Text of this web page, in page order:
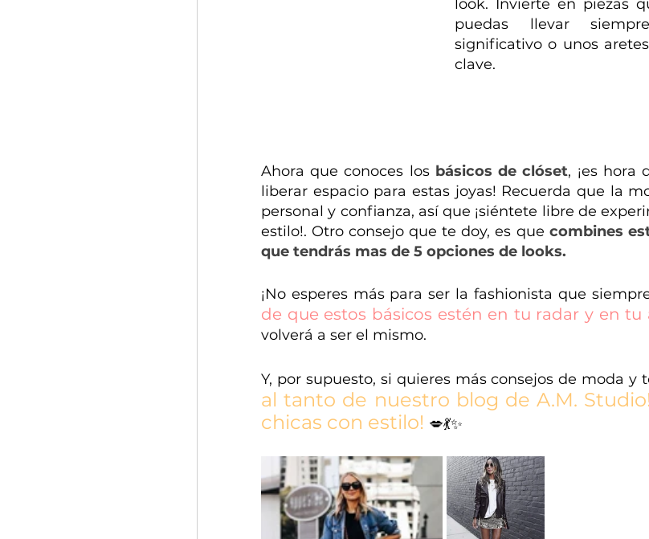
look. Invierte en piezas
puedas llevar
significativo o unos
clave.
Ahora que conoces los básicos de clóset, ¡es hora
liberar espacio para estas joyas! Recuerda que la
personal y confianza, así que ¡siéntete libre de
estilo!. Otro consejo que te doy, es que combines
que tendrás mas de 5 opciones de looks.
¡No esperes más para ser la fashionista que
de que estos básicos estén en tu radar y en tu
volverá a ser el mismo.
Y, por supuesto, si quieres más consejos de moda y
al tanto de nuestro blog de A.M.
chicas con estilo! 💋💃✨